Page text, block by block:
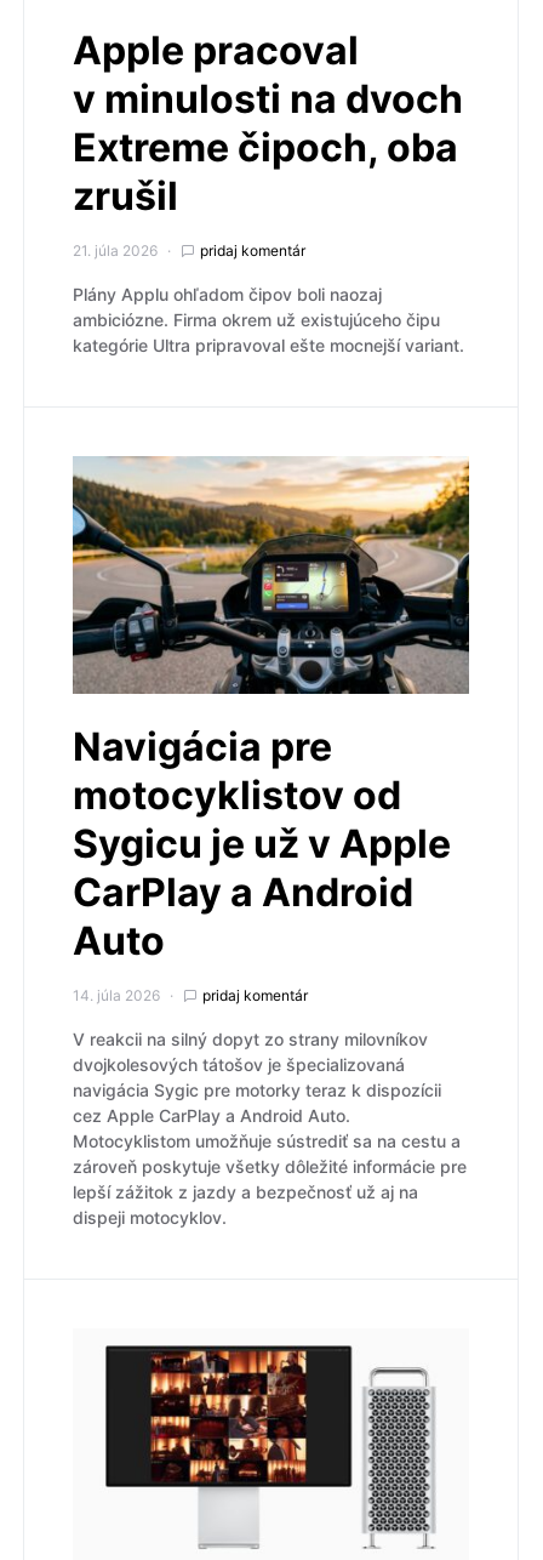
Apple pracoval
v minulosti na dvoch
Extreme čipoch, oba
zrušil
21. júla 2026 pridaj komentár
Plány Applu ohľadom čipov boli naozaj
ambiciózne. Firma okrem už existujúceho čipu
kategórie Ultra pripravoval ešte mocnejší variant.
Navigácia pre
motocyklistov od
Sygicu je už v Apple
CarPlay a Android
Auto
14. júla 2026 pridaj komentár
V reakcii na silný dopyt zo strany milovníkov
dvojkolesových tátošov je špecializovaná
navigácia Sygic pre motorky teraz k dispozícii
cez Apple CarPlay a Android Auto.
Motocyklistom umožňuje sústrediť sa na cestu a
zároveň poskytuje všetky dôležité informácie pre
lepší zážitok z jazdy a bezpečnosť už aj na
dispeji motocyklov.